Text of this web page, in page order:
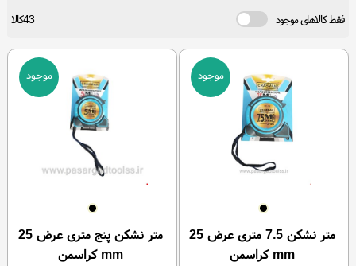
فقط کالاهای موجود 43کالا
متر نشکن 7.5 متری عرض 25
mm کراسمن
موجود
متر نشکن پنج متری عرض 25
mm کراسمن
موجود